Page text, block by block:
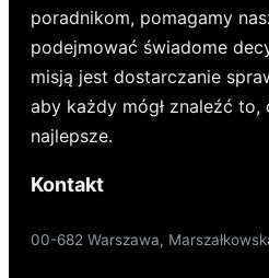
poradnikom, pomagamy
podejmować świadome
misją jest dostarczanie
aby każdy mógł znaleźć
najlepsze.
Kontakt
00-682 Warszawa,